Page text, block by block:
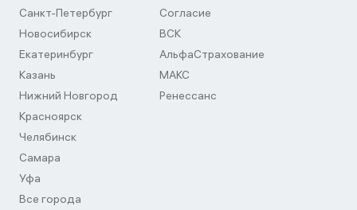
Санкт-Петербург
Новосибирск
Екатеринбург
Казань
Нижний Новгород
Красноярск
Челябинск
Самара
Уфа
Все города
Согласие
ВСК
АльфаСтрахование
МАКС
Ренессанс